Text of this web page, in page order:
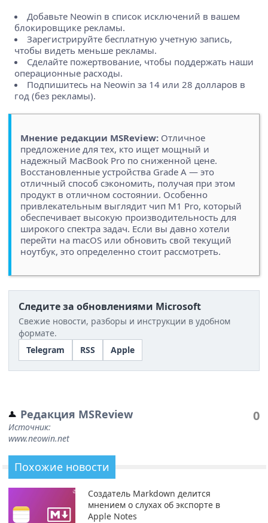
Добавьте Neowin в список исключений в вашем
блокировщике рекламы.
Зарегистрируйте бесплатную учетную запись,
чтобы видеть меньше рекламы.
Сделайте пожертвование, чтобы поддержать наши
операционные расходы.
Подпишитесь на Neowin за 14 или 28 долларов в
год (без рекламы).
Мнение редакции MSReview: Отличное
предложение для тех, кто ищет мощный и
надежный MacBook Pro по сниженной цене.
Восстановленные устройства Grade A — это
отличный способ сэкономить, получая при этом
продукт в отличном состоянии. Особенно
привлекательным выглядит чип M1 Pro, который
обеспечивает высокую производительность для
широкого спектра задач. Если вы давно хотели
перейти на macOS или обновить свой текущий
ноутбук, это определенно стоит рассмотреть.
Следите за обновлениями Microsoft
Свежие новости, разборы и инструкции в удобном
формате.
Telegram
RSS Apple
Редакция MSReview
Источник:
www.neowin.net
0
Похожие новости
Создатель Markdown делится
мнением о слухах об экспорте в
Apple Notes